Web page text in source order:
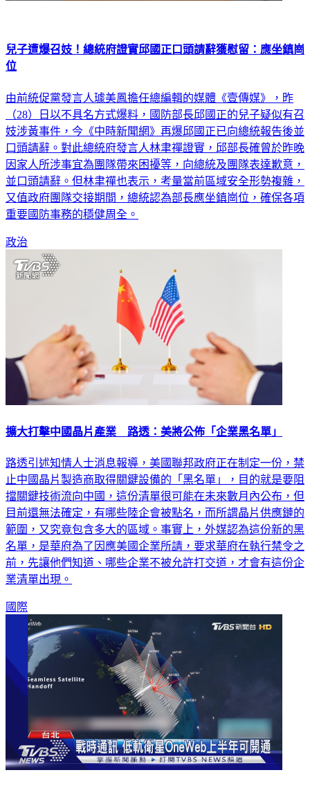
兒子遭爆召妓！總統府證實邱國正口頭請辭獲慰留：應坐鎮崗
由前統促黨發言人璩美鳳擔任總編輯的媒體《壹傳媒》，昨
（28）日以不具名方式爆料，國防部長邱國正的兒子疑似有召
妓涉黃事件，今《中時新聞網》再爆邱國正已向總統報告後並
口頭請辭。對此總統府發言人林聿禪證實，邱部長確曾於昨晚
因家人所涉事宜為團隊帶來困擾等，向總統及團隊表達歉意，
並口頭請辭。但林聿禪也表示，考量當前區域安全形勢複雜，
又值政府團隊交接期間，總統認為部長應坐鎮崗位，確保各項
政治
路透引述知情人士消息報導，美國聯邦政府正在制定一份，禁
止中國晶片製造商取得關鍵設備的「黑名單」，目的就是要阻
擋關鍵技術流向中國，這份清單很可能在未來數月內公布，但
目前還無法確定，有哪些陸企會被點名，而所謂晶片供應鏈的
範圍，又究竟包含多大的區域。事實上，外媒認為這份新的黑
名單，是華府為了因應美國企業所請，要求華府在執行禁令之
前，先讓他們知道、哪些企業不被允許打交道，才會有這份企